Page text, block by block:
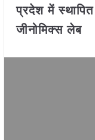
प्रदेश में
जीनोमिक्स लेब